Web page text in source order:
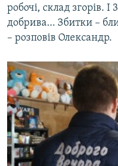
робочі, склад згорів. І
добрива… Збитки –
– розповів Олександр.